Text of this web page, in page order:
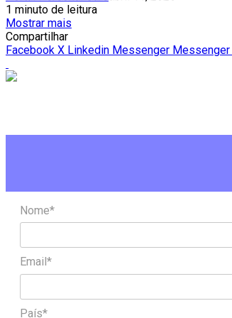
1 minuto de leitura
Mostrar mais
Compartilhar
Facebook X Linkedin Messenger Messenger
Nome*
Email*
País*